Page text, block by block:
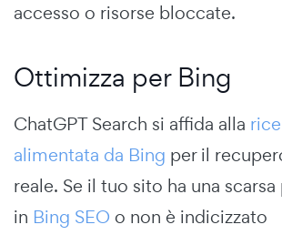
accesso o risorse bloccate.
Ottimizza per Bing
ChatGPT Search si affida alla
alimentata da Bing per il
reale. Se il tuo sito ha una
in Bing SEO o non è indicizzato